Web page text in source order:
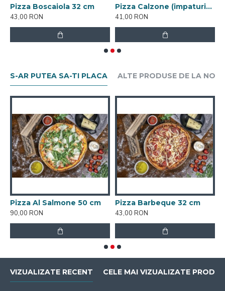
Pizza Boscaiola 32 cm
43,00 RON
Pizza Calzone (impaturita)
41,00 RON
S-AR PUTEA SA-TI PLACA ALTE PRODUSE DE LA NOI
Pizza Al Salmone 50 cm
90,00 RON
Pizza Barbeque 32 cm
43,00 RON
VIZUALIZATE RECENT CELE MAI VIZUALIZATE